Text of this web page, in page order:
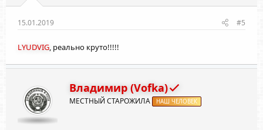
15.01.2019 #5
LYUDVIG, реально круто!!!!!
Владимир (Vofka)
МЕСТНЫЙ СТАРОЖИЛА НАШ ЧЕЛОВЕК